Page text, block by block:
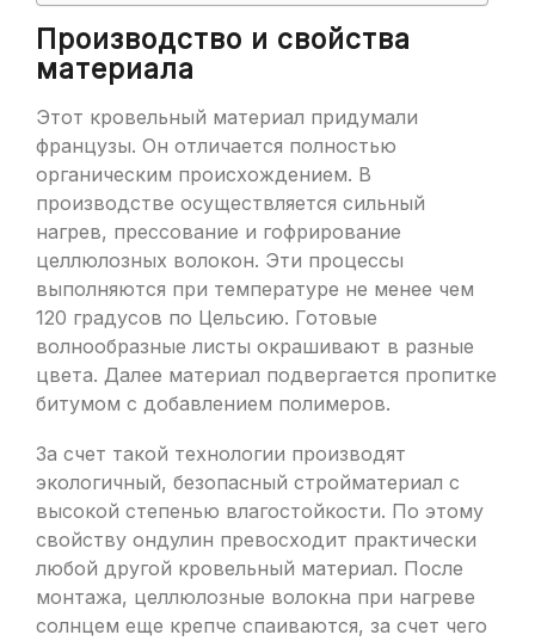
Производство и свойства
материала
Этот кровельный материал придумали
французы. Он отличается полностью
органическим происхождением. В
производстве осуществляется сильный
нагрев, прессование и гофрирование
целлюлозных волокон. Эти процессы
выполняются при температуре не менее чем
120 градусов по Цельсию. Готовые
волнообразные листы окрашивают в разные
цвета. Далее материал подвергается пропитке
битумом с добавлением полимеров.
За счет такой технологии производят
экологичный, безопасный стройматериал с
высокой степенью влагостойкости. По этому
свойству ондулин превосходит практически
любой другой кровельный материал. После
монтажа, целлюлозные волокна при нагреве
солнцем еще крепче спаиваются, за счет чего